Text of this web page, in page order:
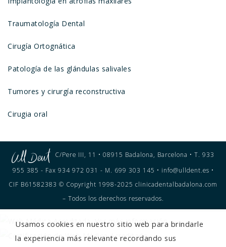
Traumatología Dental
Cirugía Ortognática
Patología de las glándulas salivales
Tumores y cirurgía reconstructiva
Cirugia oral
C/Pere III, 11 • 08915 Badalona, Barcelona • T. 933
955 385 - Fax 934 972 031 - M. 699 303 145 • info@ulldent.es •
CIF B61582383 © Copyright 1998-2025 clinicadentalbadalona.com
– Todos los derechos reservados.
Usamos cookies en nuestro sitio web para brindarle
la experiencia más relevante recordando sus